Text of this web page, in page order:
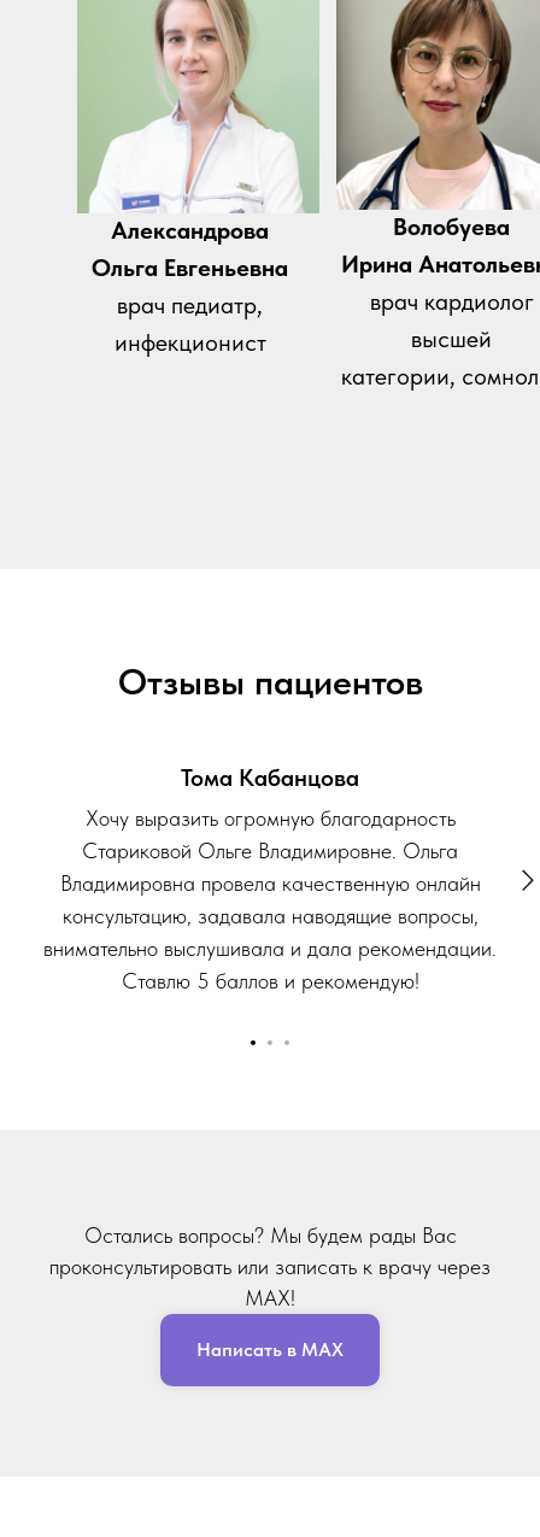
Александрова
Ольга Евгеньевна
врач педиатр,
инфекционист
Волобуева
Ирина
врач кардиолог
высшей
категории,
Отзывы пациентов
Тома Кабанцова
Хочу выразить огромную благодарность
Стариковой Ольге Владимировне. Ольга
Владимировна провела качественную онлайн
консультацию, задавала наводящие вопросы,
внимательно выслушивала и дала рекомендации.
Ставлю 5 баллов и рекомендую!
Остались вопросы? Мы будем рады Вас
проконсультировать или записать к врачу через
MAX!
Написать в MAX